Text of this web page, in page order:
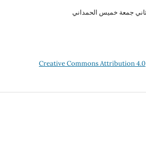
Creative Commons Attribution 4.0